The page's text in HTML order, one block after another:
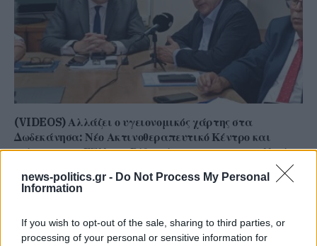
news-politics.gr - Do Not Process My Personal
Information
If you wish to opt-out of the sale, sharing to third parties, or
processing of your personal or sensitive information for
(VIDEOS) Αλλάζει ο υγειονομικός χάρτης στα
Δωδεκάνησα: Νέο Ακτινοθεραπευτικό Κέντρο και
ενίσχυση του ΕΣΥ στη Ρόδο, σύμφωνα με τον υπ. Υγείας,